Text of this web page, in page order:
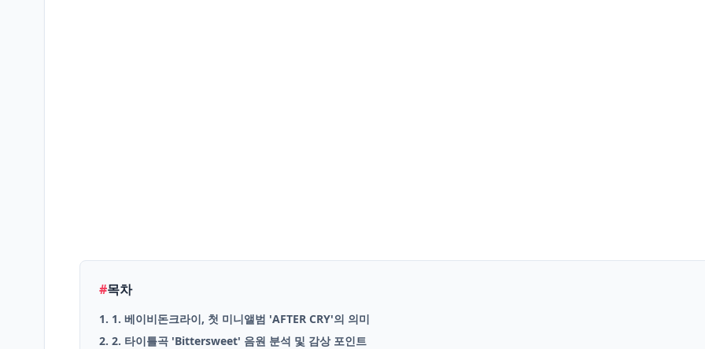
#목차
1. 1. 베이비돈크라이, 첫 미니앨범 'AFTER CRY'의 의미
2. 2. 타이틀곡 'Bittersweet' 음원 분석 및 감상 포인트